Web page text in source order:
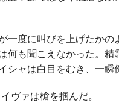
度に叫びを上げたか
何も聞こえなかった。
ャは白目をむき、一瞬
ヴァは槍を掴んだ。